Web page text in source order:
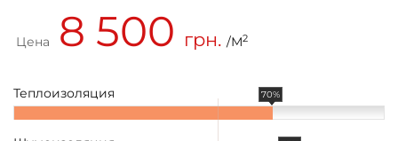
Цена 8 500 грн. /М2
Теплоизоляция 70%